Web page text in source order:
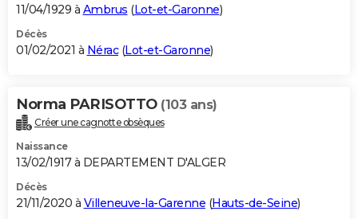
11/04/1929 à Ambrus (Lot-et-Garonne)
Décès
01/02/2021 à Nérac(Lot-et-Garonne)
Norma PARISOTTO (103 ans)
Créer une cagnotte obsèques
Naissance
13/02/1917 à DEPARTEMENT D'ALGER
Décès
21/11/2020 à Villeneuve-la-Garenne (Hauts-de-Seine)